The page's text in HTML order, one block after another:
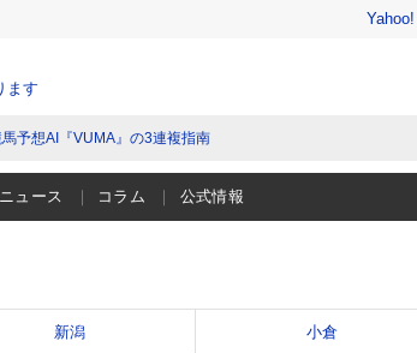
ます
馬予想AI『VUMA』の3連複指南
ニュース コラム 公式情報
新潟 小倉